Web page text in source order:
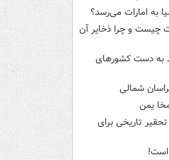
به امارات می‌رسد؟
چیست و چرا ذخایر آن
به دست کشورهای
شمالی
یمن
تاریخی برای
است!